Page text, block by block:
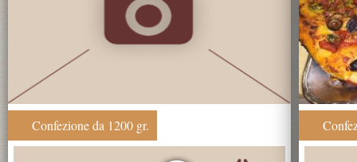
Confezione da 1200 gr.